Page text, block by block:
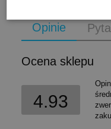
Opinie
Ocena sklepu
4.93